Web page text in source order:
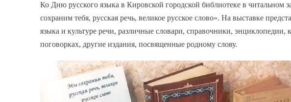
Ко Дню русского языка в Кировской городской библиотеке в читальном
сохраним тебя, русская речь, великое русское слово». На выставке
языка и культуре речи, различные словари, справочники,
поговорках, другие издания, посвященные родному слову.